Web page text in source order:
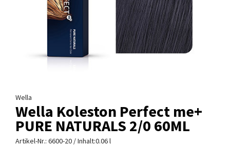
Wella
Wella Koleston Perfect me+
PURE NATURALS 2/0 60ML
Artikel-Nr.: 6600-20 / Inhalt:0.06 l